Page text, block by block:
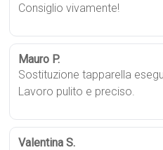
Consiglio vivamente!
Mauro P.
Sostituzione tapparella
Lavoro pulito e preciso.
Valentina S.